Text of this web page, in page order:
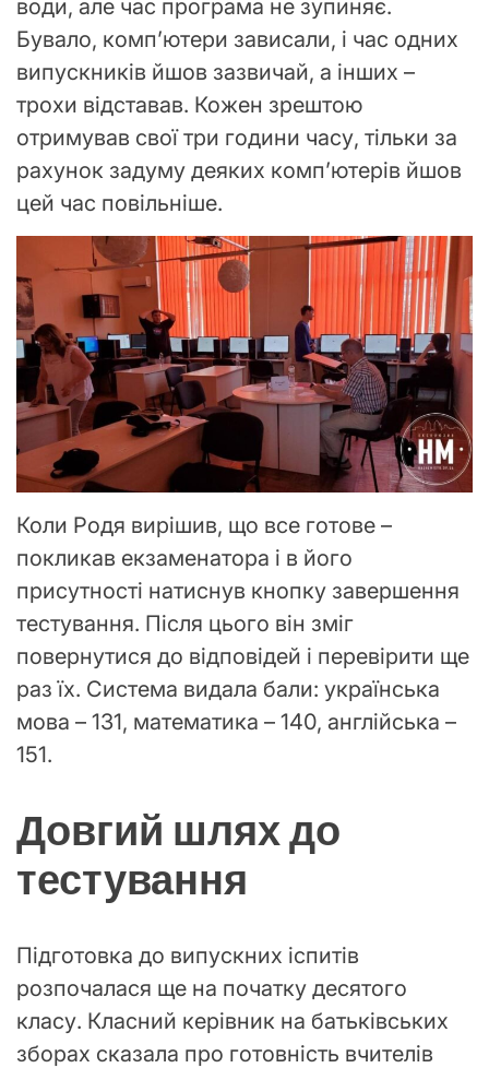
води, але час програма не зупиняє.
Бувало, комп’ютери зависали, і час одних
випускників йшов зазвичай, а інших –
трохи відставав. Кожен зрештою
отримував свої три години часу, тільки за
рахунок задуму деяких комп’ютерів йшов
цей час повільніше.
Коли Родя вирішив, що все готове –
покликав екзаменатора і в його
присутності натиснув кнопку завершення
тестування. Після цього він зміг
повернутися до відповідей і перевірити ще
раз їх. Система видала бали: українська
мова – 131, математика – 140, англійська –
151.
Довгий шлях до
тестування
Підготовка до випускних іспитів
розпочалася ще на початку десятого
класу. Класний керівник на батьківських
зборах сказала про готовність вчителів